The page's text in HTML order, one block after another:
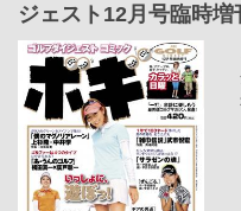
ジェスト12月号臨時増